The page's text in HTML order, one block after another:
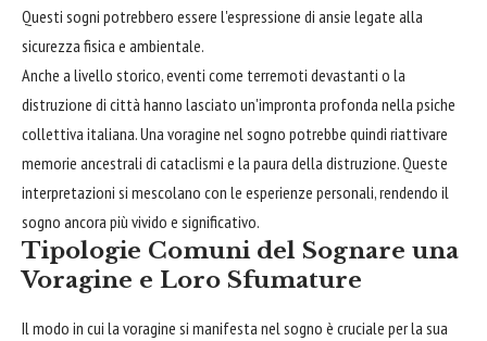
Questi sogni potrebbero essere l'espressione di ansie legate alla
sicurezza fisica e ambientale.
Anche a livello storico, eventi come terremoti devastanti o la
distruzione di città hanno lasciato un'impronta profonda nella psiche
collettiva italiana. Una voragine nel sogno potrebbe quindi riattivare
memorie ancestrali di cataclismi e la paura della distruzione. Queste
interpretazioni si mescolano con le esperienze personali, rendendo il
sogno ancora più vivido e significativo.
Tipologie Comuni del Sognare una
Voragine e Loro Sfumature
Il modo in cui la voragine si manifesta nel sogno è cruciale per la sua